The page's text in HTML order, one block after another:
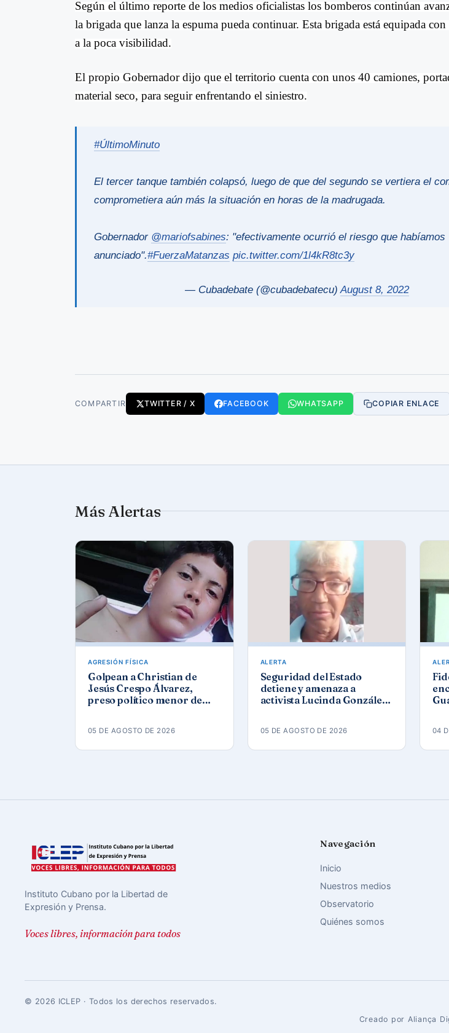
Según el último reporte de los medios oficialistas los bomberos continúan
la brigada que lanza la espuma pueda continuar. Esta brigada está equipada
a la poca visibilidad.
El propio Gobernador dijo que el territorio cuenta con unos 40 camiones,
material seco, para seguir enfrentando el siniestro.
#ÚltimoMinuto
El tercer tanque también colapsó, luego de que del segundo se vertiera el
comprometiera aún más la situación en horas de la madrugada.
Gobernador @mariofsabines: "efectivamente ocurrió el riesgo que habíamos
anunciado".#FuerzaMatanzas pic.twitter.com/1l4kR8tc3y
— Cubadebate (@cubadebatecu) August 8, 2022
COMPARTIR TWITTER / X FACEBOOK WHATSAPP COPIAR ENLACE
Más Alertas
AGRESIÓN FÍSICA
Golpean a Christian de
Jesús Crespo Álvarez,
preso político menor de
05 DE AGOSTO DE 2026
ALERTA
Seguridad del Estado
detiene y amenaza a
activista Lucinda González
05 DE AGOSTO DE 2026 04
Instituto Cubano por la Libertad de
Expresión y Prensa.
Voces libres, información para todos
Navegación
Inicio
Nuestros medios
Observatorio
Quiénes somos
© 2026 ICLEP · Todos los derechos reservados.
Creado por Aliança